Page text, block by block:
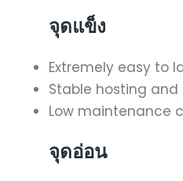
จุดแข็ง
Extremely easy to
Stable hosting
Low maintenance
จุดอ่อน